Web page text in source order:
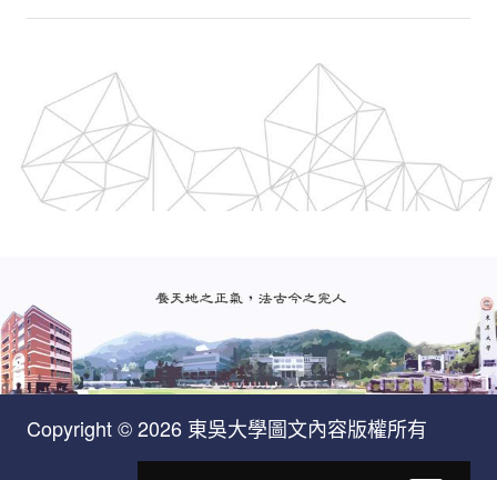
Copyright © 2026 東吳大學圖文內容版權所有